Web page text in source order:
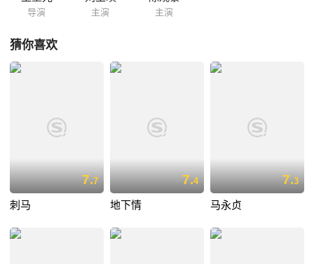
导演 主演 主演
猜你喜欢
7.7
刺马
7.4
地下情
7.3
马永贞